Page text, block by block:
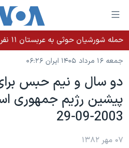
لینکهای
قابل
دسترسی
جهش
محتوای
اصلی
جهش
صفحه
خانه
نسخه سبک وب‌سایت
موضوع ها
ایران
آمریکا
جهان
برنامه های تلویزیونی
جدول برنامه ها
صفحه‌های ویژه
حمله شورشیان حوثی به عربستان ۱۱ نفر را مجروح کرد
جمعه ۱۶ مرداد ۱۴۰۵ ایران ۰۶:۲۶
دو سال و نيم حبس
پيشين رژيم جمهوری
2003-09-29
۰۷ مهر ۱۳۸۲